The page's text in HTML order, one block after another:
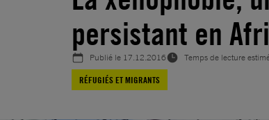
persistant en
Publié le 17.12.2016
Temps de lecture
RÉFUGIÉS ET MIGRANTS